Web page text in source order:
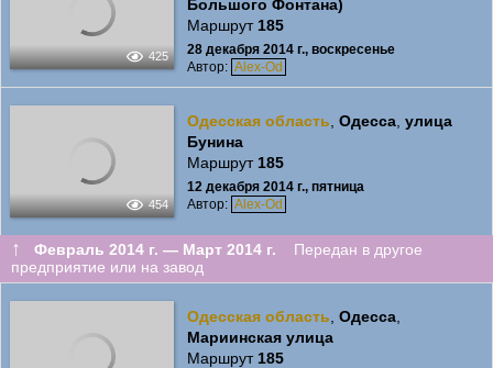
425
Большого Фонтана)
Маршрут 185
28 декабря 2014 г., воскресенье
Автор: Alex-Od
454
Одесская область, Одесса, улица
Бунина
Маршрут185
12 декабря 2014 г., пятница
Автор: Alex-Od
↑ Февраль 2014 г. — Март 2014 г. Передан в другое
предприятие или на завод
Одесская область Одесса,
Мариинская улица
Маршрут 185